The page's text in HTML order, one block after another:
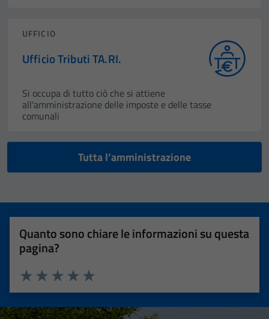
UFFICIO
Ufficio Tributi TA.RI.
Si occupa di tutto ciò che si attiene
all'amministrazione delle imposte e delle tasse
comunali
Tutta l’amministrazione
Quanto sono chiare le informazioni su questa
pagina?
Valuta 5 stelle su 5
Valuta 4 stelle su 5
Valuta 3 stelle su 5
Valuta 2 stelle su 5
Valuta 1 stelle su 5